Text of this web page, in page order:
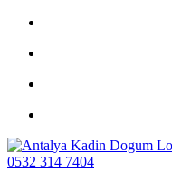
0532 314 7404